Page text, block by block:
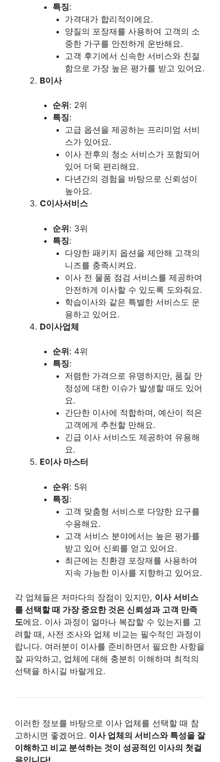
특징:
가격대가 합리적이에요.
양질의 포장재를 사용하여 고객의 소
중한 가구를 안전하게 운반해요.
고객 후기에서 신속한 서비스와 친절
함으로 가장 높은 평가를 받고 있어요.
B이사
순위 : 2위
특징:
고급 옵션을 제공하는 프리미엄 서비
스가 있어요.
이사 전후의 청소 서비스가 포함되어
있어 더욱 편리해요.
다년간의 경험을 바탕으로 신뢰성이
높아요.
C이사서비스
순위: 3위
특징:
다양한 패키지 옵션을 제안해 고객의
니즈를 충족시켜요.
이사 전 물품 점검 서비스를 제공하여
안전하게 이사할 수 있도록 도와줘요.
학습이사와 같은 특별한 서비스도 운
용하고 있어요.
D이사업체
순위 : 4위
특징:
저렴한 가격으로 유명하지만, 품질 안
정성에 대한 이슈가 발생할 때도 있어
요.
간단한 이사에 적합하며, 예산이 적은
고객에게 추천할 만해요.
긴급 이사 서비스도 제공하여 유용해
요.
E이사 마스터
순위: 5위
특징:
고객 맞춤형 서비스로 다양한 요구를
수용해요.
고객 서비스 분야에서는 높은 평가를
받고 있어 신뢰를 얻고 있어요.
최근에는 친환경 포장재를 사용하여
지속 가능한 이사를 지향하고 있어요.
각 업체들은 저마다의 장점이 있지만, 이사 서비스
를 선택할 때 가장 중요한 것은 신뢰성과 고객 만족
도에요. 이사 과정이 얼마나 복잡할 수 있는지를 고
려할 때, 사전 조사와 업체 비교는 필수적인 과정이
랍니다. 여러분이 이사를 준비하면서 필요한 사항을
잘 파악하고, 업체에 대해 충분히 이해하며 최적의
선택을 하시길 바랄게요.
이러한 정보를 바탕으로 이사 업체를 선택할 때 참
고하시면 좋겠어요. 이사 업체의 서비스와 특성을 잘
이해하고 비교 분석하는 것이 성공적인 이사의 첫걸